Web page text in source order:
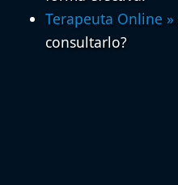
Terapeuta Online »
consultarlo?